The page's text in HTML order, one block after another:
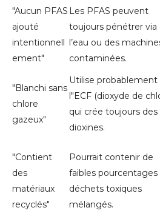
"Aucun PFAS
ajouté
intentionnell
ement"
Les PFAS peuvent
toujours pénétrer via
l’eau ou des
contaminées.
"Blanchi sans
chlore
gazeux"
Utilise probablement
l"ECF (dioxyde de
qui crée toujours des
dioxines.
"Contient
des
matériaux
recyclés"
Pourrait contenir de
faibles pourcentages
déchets toxiques
mélangés.